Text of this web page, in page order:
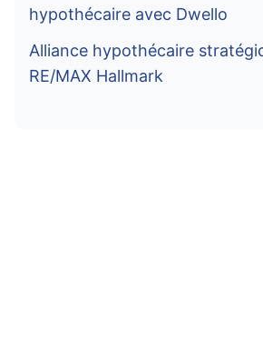
hypothécaire avec Dwello
Alliance hypothécaire
RE/MAX Hallmark